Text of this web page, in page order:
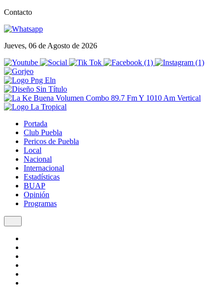
Contacto
Jueves, 06 de Agosto de 2026
Portada
Club Puebla
Pericos de Puebla
Local
Nacional
Internacional
Estadísticas
BUAP
Opinión
Programas